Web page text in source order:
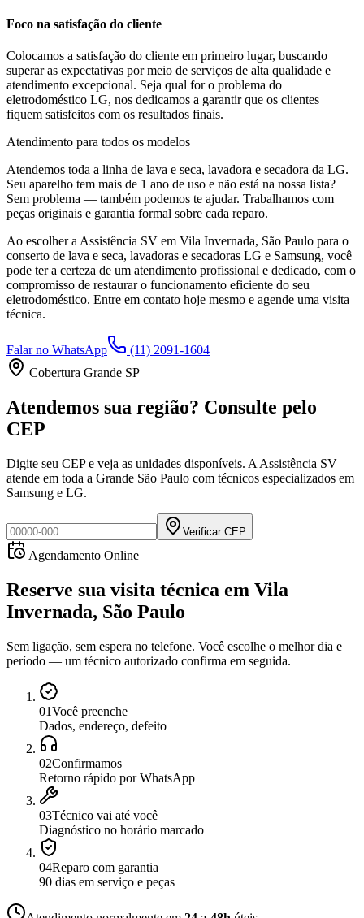
Foco na satisfação do cliente
Colocamos a satisfação do cliente em primeiro lugar, buscando
superar as expectativas por meio de serviços de alta qualidade e
atendimento excepcional. Seja qual for o problema do
eletrodoméstico LG, nos dedicamos a garantir que os clientes
fiquem satisfeitos com os resultados finais.
Atendimento para todos os modelos
Atendemos toda a linha de lava e seca, lavadora e secadora da LG.
Seu aparelho tem mais de 1 ano de uso e não está na nossa lista?
Sem problema — também podemos te ajudar. Trabalhamos com
peças originais e garantia formal sobre cada reparo.
Ao escolher a Assistência SV em Vila Invernada, São Paulo para o
conserto de lava e seca, lavadoras e secadoras LG e Samsung, você
pode ter a certeza de um atendimento profissional e dedicado, com o
compromisso de restaurar o funcionamento eficiente do seu
eletrodoméstico. Entre em contato hoje mesmo e agende uma visita
técnica.
Falar no WhatsApp
(11) 2091-1604
Cobertura Grande SP
Atendemos sua região? Consulte pelo
CEP
Digite seu CEP e veja as unidades disponíveis. A Assistência SV
atende em toda a Grande São Paulo com técnicos especializados em
Samsung e LG.
Verificar CEP
Agendamento Online
Reserve sua visita técnica em Vila
Invernada, São Paulo
Sem ligação, sem espera no telefone. Você escolhe o melhor dia e
período — um técnico autorizado confirma em seguida.
01Você preenche
Dados, endereço, defeito
02Confirmamos
Retorno rápido por WhatsApp
03Técnico vai até você
Diagnóstico no horário marcado
04Reparo com garantia
90 dias em serviço e peças